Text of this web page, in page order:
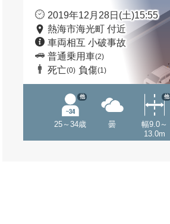
2019年12月28日(土)15:55
熱海市海光町 付近
車両相互 小破事故
普通乗用車(2)
死亡(0) 負傷(1)
25～34歳
他
曇
幅9.0～
13.0m
他